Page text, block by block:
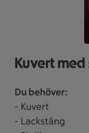
Kuvert
Du behöver:
- Kuvert
- Lackstång